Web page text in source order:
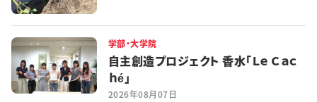
学部・大学院
自主創造プロジェクト 香水「Ｌｅ Ｃａｃ
ｈé」
2026年08月07日